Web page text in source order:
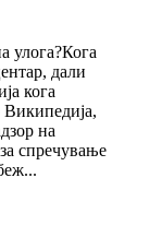
улога?Кога
дали
кога
Википедија,
на
спречување